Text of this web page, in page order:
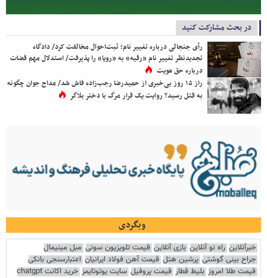
در بحث مشارکت کنید
رأی جنجالی درباره تغییر نام؛ ثبت‌احوال مخالفت کرد/ دادگاه
تجدیدنظر تغییر نام «رقیه» به «رویا» را پذیرفت/ استدلال مهم قضات
درباره حق هویت
راز ۱۵ روز بی‌خبری از حمیدرضا رجب‌زاده فاش شد/ مداح جوان چگونه
به قتل رسید؟ روایت یک قرار مرگ با دختر بلاگر
وبگردی
خبرآنلاین راه نو آنلاین بازی آنلاین قیمت تلویزیون سونی مبل مینیمال
جراح بینی گوشتی پرشین هتل قیمت آهن فولاد ایرانیان اعتبارسنجی بانکی
قیمت طلا امروز بلیط قطار قیمت پروفیل سایت یوتوتایمز خرید اکانت chatgpt